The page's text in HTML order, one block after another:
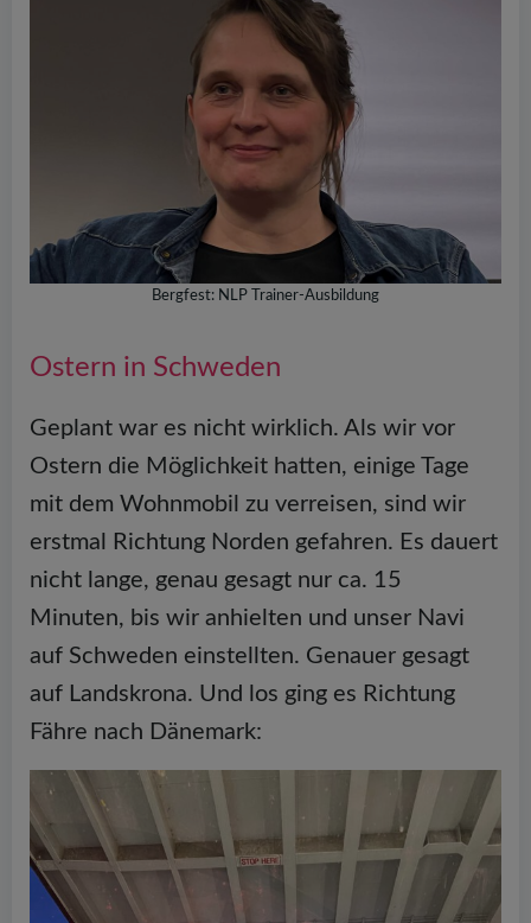
Bergfest: NLP Trainer-Ausbildung
Ostern in Schweden
Geplant war es nicht wirklich. Als wir vor
Ostern die Möglichkeit hatten, einige Tage
mit dem Wohnmobil zu verreisen, sind wir
erstmal Richtung Norden gefahren. Es dauert
nicht lange, genau gesagt nur ca. 15
Minuten, bis wir anhielten und unser Navi
auf Schweden einstellten. Genauer gesagt
auf Landskrona. Und los ging es Richtung
Fähre nach Dänemark: